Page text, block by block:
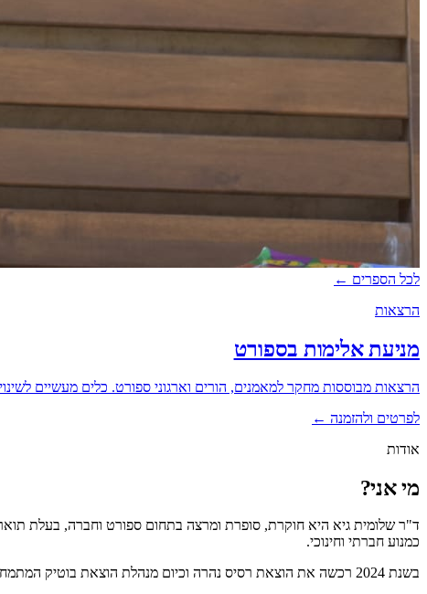
לכל הספרים ←
הרצאות
מניעת אלימות בספורט
הרצאות מבוססות מחקר למאמנים, הורים וארגוני ספורט. כלים מעשיים
לפרטים ולהזמנה ←
אודות
מי אני?
ד"ר שלומית גיא היא חוקרת, סופרת ומרצה בתחום ספורט וחברה, בעלת תואר
כמנוע חברתי וחינוכי.
בשנת 2024 רכשה את הוצאת רסיס נהרה וכיום מנהלת הוצאת בוטיק המתמחה בספרי ספורט וילדים, לצד המשך פעילות המחקר וההרצאות.